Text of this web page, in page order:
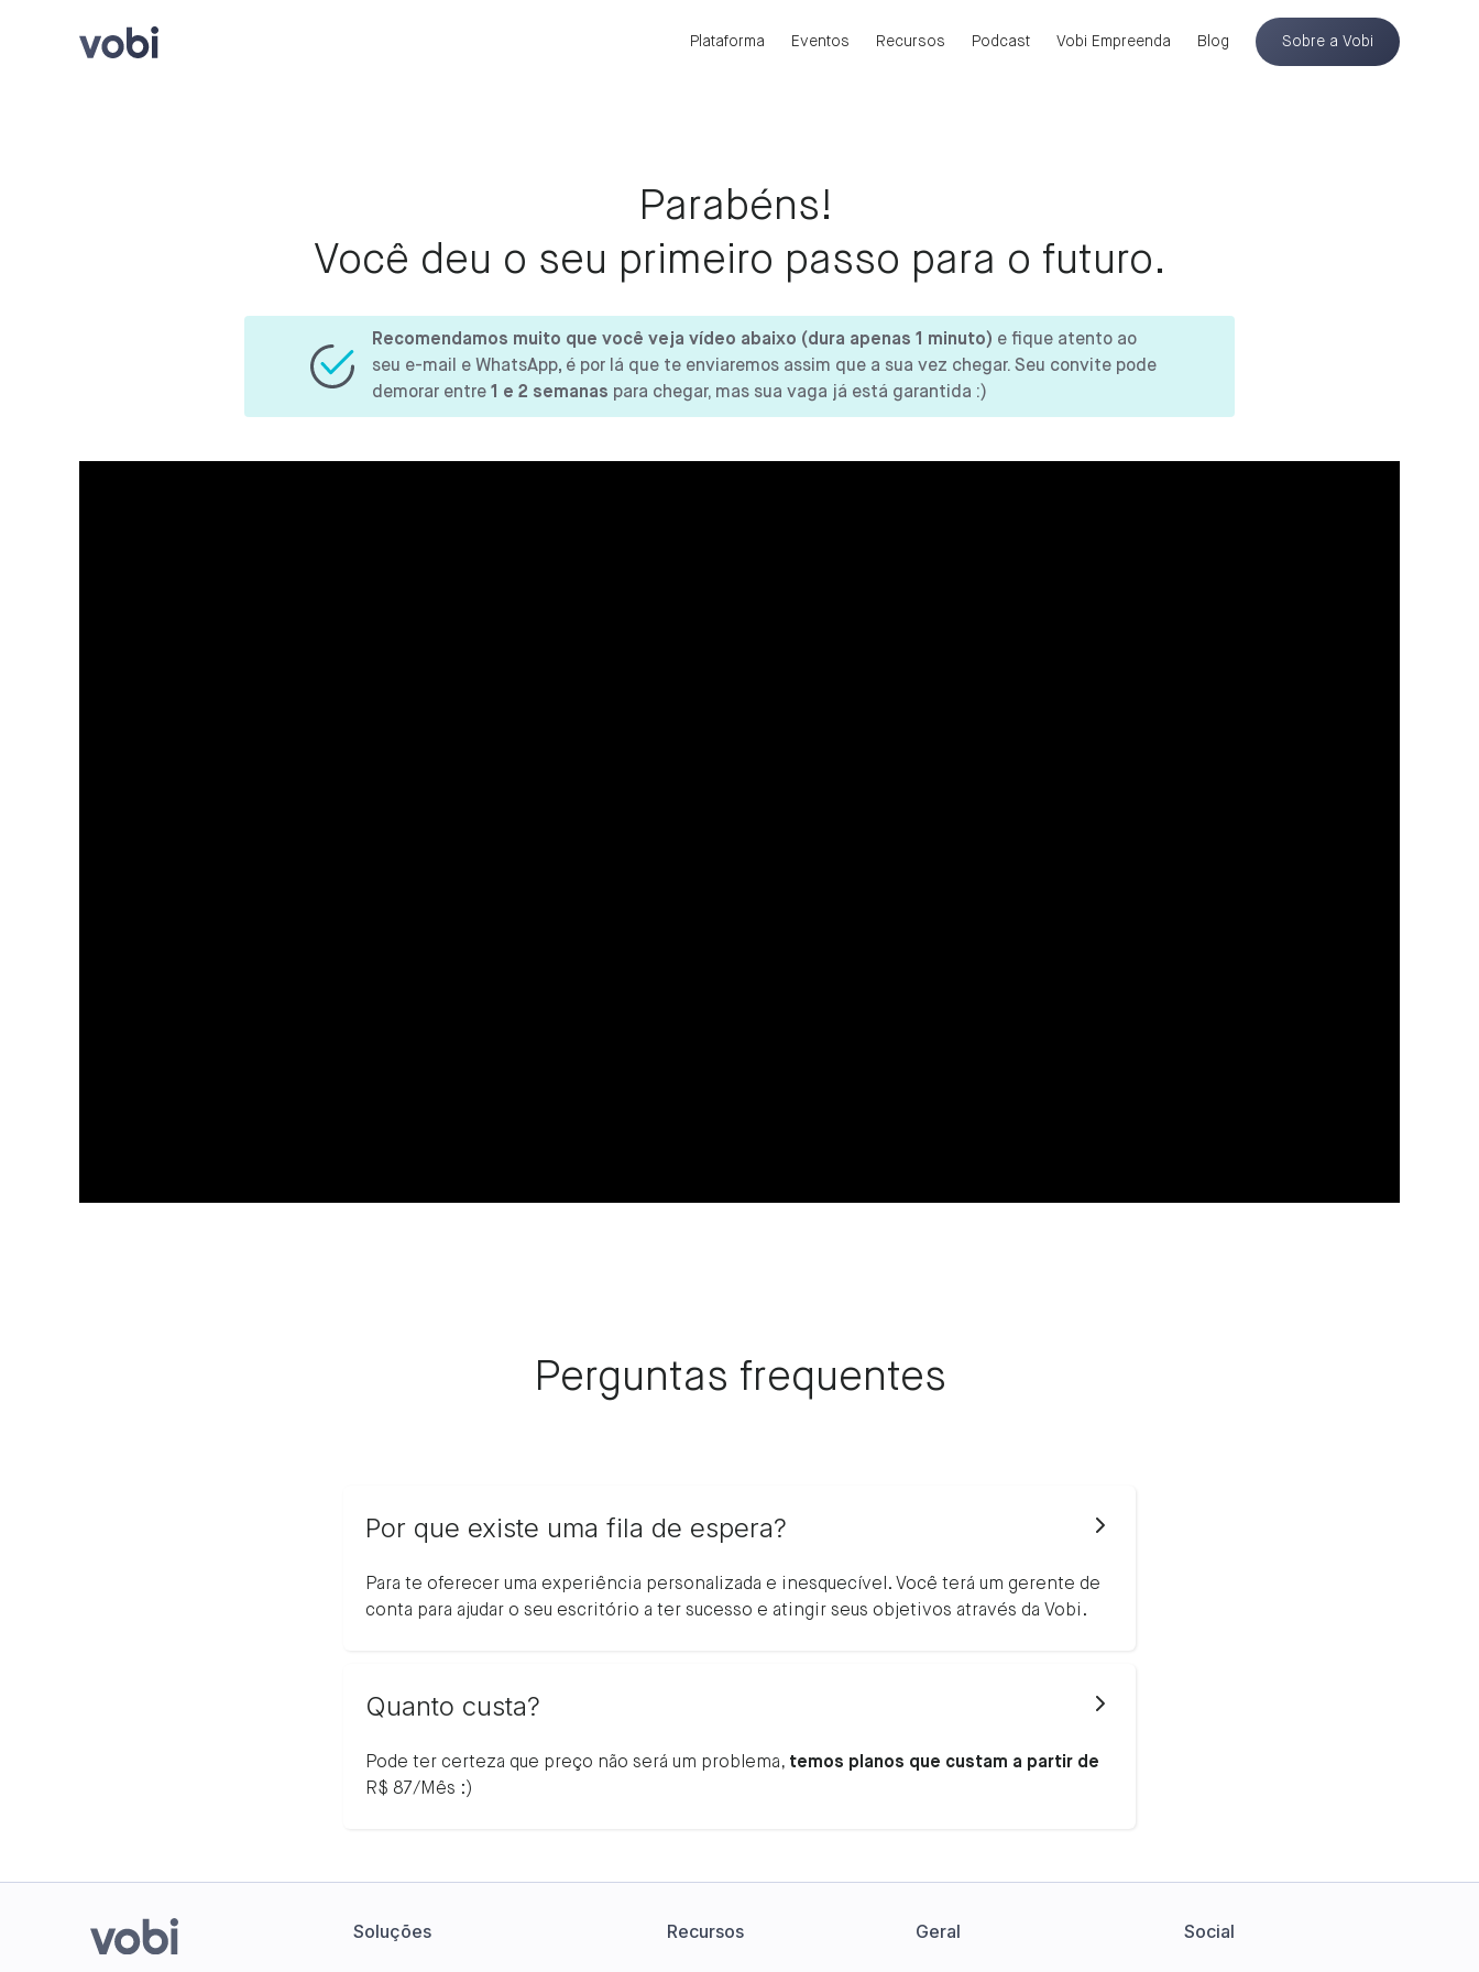
Plataforma Eventos Recursos Podcast Vobi Empreenda Blog Sobre a Vobi
Parabéns!
Você deu o seu primeiro passo para o futuro.
Recomendamos muito que você veja vídeo abaixo (dura apenas 1 minuto) e fique atento ao
seu e-mail e WhatsApp, é por lá que te enviaremos assim que a sua vez chegar. Seu convite pode
demorar entre 1 e 2 semanas para chegar, mas sua vaga já está garantida :)
Perguntas frequentes
Por que existe uma fila de espera?
Para te oferecer uma experiência personalizada e inesquecível. Você terá um gerente de
conta para ajudar o seu escritório a ter sucesso e atingir seus objetivos através da Vobi.
Quanto custa?
Pode ter certeza que preço não será um problema, temos planos que custam a partir de
R$ 87/Mês :)
Soluções Recursos Geral Social